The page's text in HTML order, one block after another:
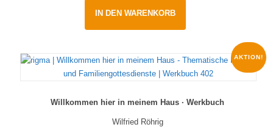
IN DEN WARENKORB
AKTION!
Willkommen hier in meinem Haus · Werkbuch
Wilfried Röhrig